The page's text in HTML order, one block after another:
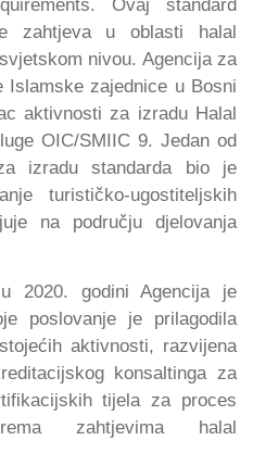
Ovaj standard
zahtjeva u oblasti halal
nivou. Agencija za
zajednice u Bosni
aktivnosti za izradu Halal
OIC/SMIIC 9. Jedan od
izradu standarda bio je
turističko-ugostiteljskih
na području djelovanja
2020. godini Agencija je
poslovanje je prilagodila
aktivnosti, razvijena
konsaltinga za
tijela za proces
zahtjevima halal